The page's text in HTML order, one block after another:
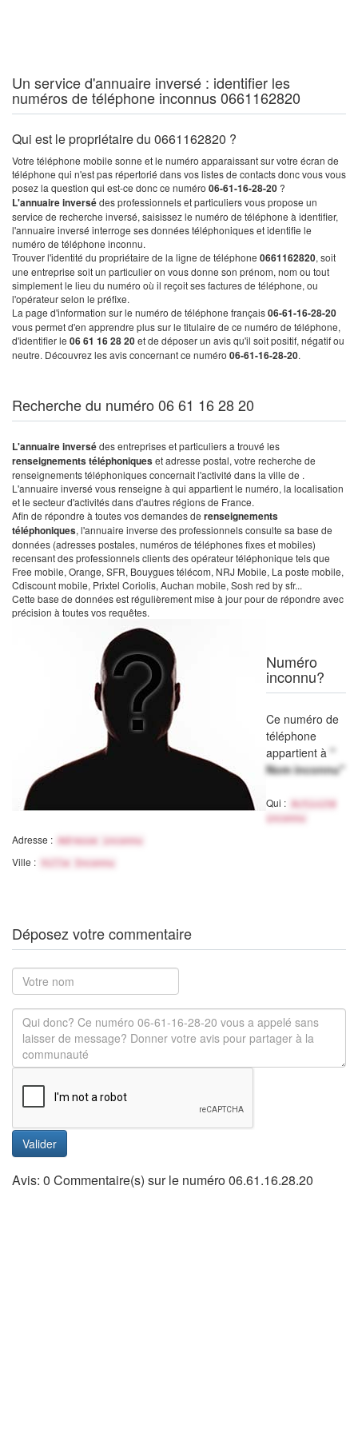
Un service d'annuaire inversé : identifier les
numéros de téléphone inconnus 0661162820
Qui est le propriétaire du 0661162820 ?
Votre téléphone mobile sonne et le numéro apparaissant sur votre écran de
téléphone qui n'est pas répertorié dans vos listes de contacts donc vous vous
posez la question qui est-ce donc ce numéro 06-61-16-28-20 ?
L'annuaire inversédes professionnels et particuliers vous propose un
service de recherche inversé, saisissez le numéro de téléphone à identifier,
l'annuaire inversé interroge ses données téléphoniques et identifie le
numéro de téléphone inconnu.
Trouver l'identité du propriétaire de la ligne de téléphone 0661162820, soit
une entreprise soit un particulier on vous donne son prénom, nom ou tout
simplement le lieu du numéro où il reçoit ses factures de téléphone, ou
l'opérateur selon le préfixe.
La page d'information sur le numéro de téléphone français06-61-16-28-20
vous permet d'en apprendre plus sur le titulaire de ce numéro de téléphone,
d'identifier le 06 61 16 28 20et de déposer un avis qu'il soit positif, négatif ou
neutre. Découvrez les avis concernant ce numéro 06-61-16-28-20.
Recherche du numéro 06 61 16 28 20
L'annuaire inversédes entreprises et particuliers a trouvé les
renseignements téléphoniqueset adresse postal, votre recherche de
renseignements téléphoniques concernait l'activité dans la ville de .
L'annuaire inversé vous renseigne à qui appartient le numéro, la localisation
et le secteur d'activités dans d'autres régions de France.
Afin de répondre à toutes vos demandes de renseignements
téléphoniques, l'annuaire inverse des professionnels consulte sa base de
données (adresses postales, numéros de téléphones fixes et mobiles)
recensant des professionnels clients des opérateur téléphonique tels que
Free mobile, Orange, SFR, Bouygues télécom, NRJ Mobile, La poste mobile,
Cdiscount mobile, Prixtel Coriolis, Auchan mobile, Sosh red by sfr...
Cette base de données est régulièrement mise à jour pour de répondre avec
précision à toutes vos requêtes.
Numéro
inconnu?
Ce numéro de
téléphone
appartient à "
Nom inconnu"
Qui :
Activité
inconnu
Adresse : Adresse inconnu
Ville : Ville Inconnu
Déposez votre commentaire
Valider
Avis: 0 Commentaire(s) sur le numéro 06.61.16.28.20